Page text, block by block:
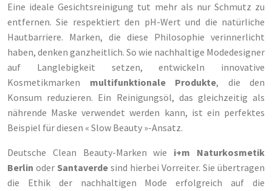
Eine ideale Gesichtsreinigung tut mehr als nur Schmutz zu
entfernen. Sie respektiert den pH-Wert und die natürliche
Hautbarriere. Marken, die diese Philosophie verinnerlicht
haben, denken ganzheitlich. So wie nachhaltige Modedesigner
auf Langlebigkeit setzen, entwickeln innovative
Kosmetikmarken multifunktionale Produkte, die den
Konsum reduzieren. Ein Reinigungsöl, das gleichzeitig als
nährende Maske verwendet werden kann, ist ein perfektes
Beispiel für diesen « Slow Beauty »-Ansatz.
Deutsche Clean Beauty-Marken wie i+m Naturkosmetik
Berlin oder Santaverde sind hierbei Vorreiter. Sie übertragen
die Ethik der nachhaltigen Mode erfolgreich auf die